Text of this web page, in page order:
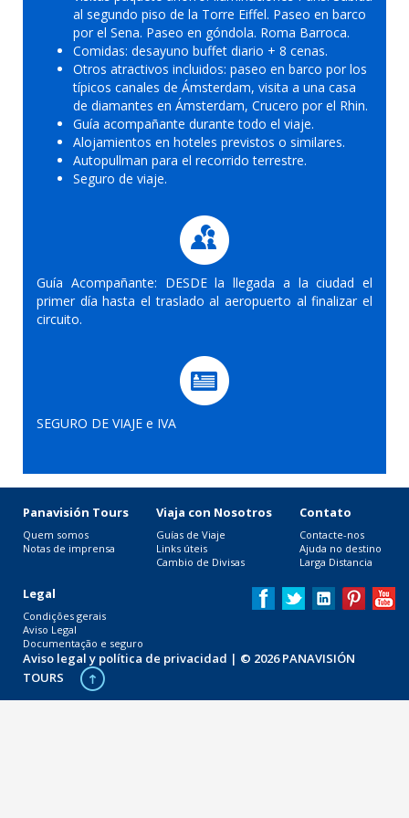
al segundo piso de la Torre Eiffel. Paseo en barco
por el Sena. Paseo en góndola. Roma Barroca.
Comidas: desayuno buffet diario + 8 cenas.
Otros atractivos incluidos: paseo en barco por los
típicos canales de Ámsterdam, visita a una casa
de diamantes en Ámsterdam, Crucero por el Rhin.
Guía acompañante durante todo el viaje.
Alojamientos en hoteles previstos o similares.
Autopullman para el recorrido terrestre.
Seguro de viaje.
Guía Acompañante: DESDE la llegada a la ciudad el
primer día hasta el traslado al aeropuerto al finalizar el
circuito.
SEGURO DE VIAJE e IVA
Panavisión Tours
Quem somos
Notas de imprensa
Viaja con Nosotros
Guías de Viaje
Links úteis
Cambio de Divisas
Contato
Contacte-nos
Ajuda no destino
Larga Distancia
Legal
Condições gerais
Aviso Legal
Documentação e seguro
Aviso legal y política de privacidad | © 2026 PANAVISIÓN
TOURS